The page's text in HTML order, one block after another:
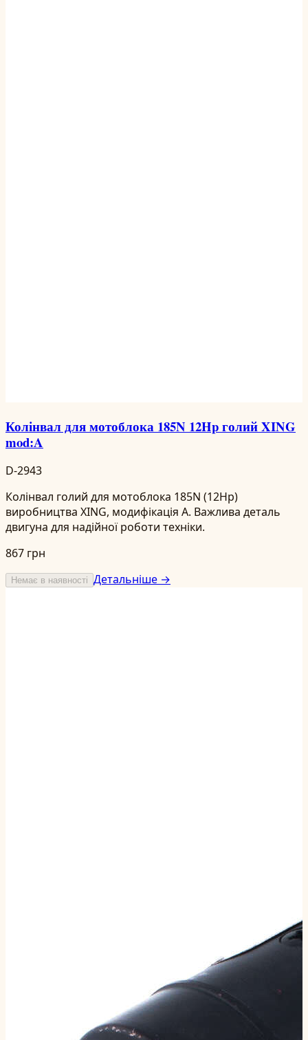
Колінвал для мотоблока 185N 12Hp голий XING
mod:A
D-2943
Колінвал голий для мотоблока 185N (12Hp)
виробництва XING, модифікація A. Важлива деталь
двигуна для надійної роботи техніки.
867 грн
Немає в наявності Детальніше →